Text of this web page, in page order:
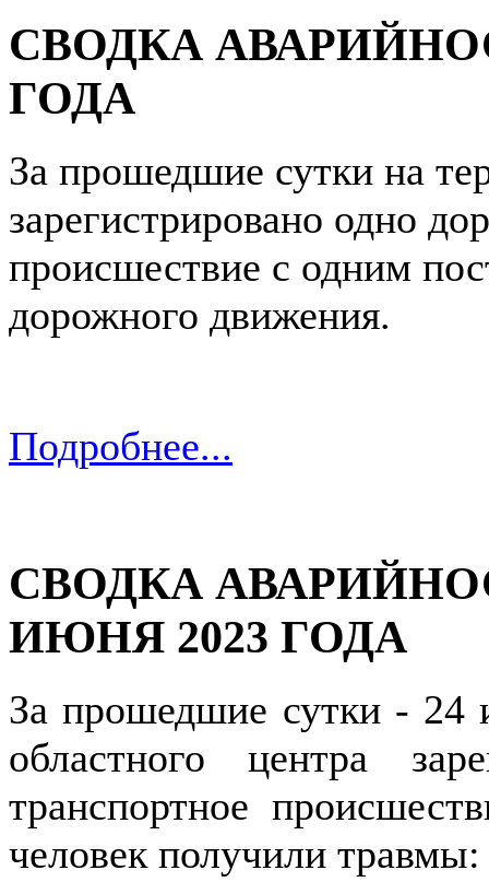
СВОДКА
ГОДА
За прошедшие сутки на
зарегистрировано одно
происшествие с одним
дорожного движения.
Подробнее...
СВОДКА
ИЮНЯ 2023 ГОДА
За прошедшие сутки - 24
областного центра
транспортное
человек получили травмы: